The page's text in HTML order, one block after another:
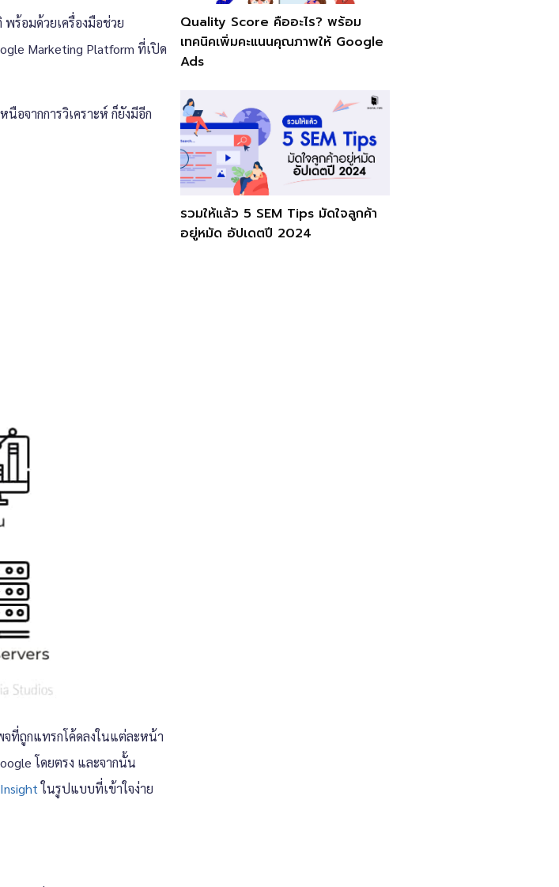
พร้อมด้วยเครื่องมือช่วย
Marketing Platform ที่เปิด
นือจากการวิเคราะห์ ก็ยังมีอีก
จที่ถูกแทรกโค้ดลงในแต่ละหน้า
โดยตรง และจากนั้น
Insightในรูปแบบที่เข้าใจง่าย
Quality Score คืออะไร? พร้อม
เทคนิคเพิ่มคะแนนคุณภาพให้ Google
Ads
รวมให้แล้ว 5 SEM Tips มัดใจลูกค้า
อยู่หมัด อัปเดตปี 2024